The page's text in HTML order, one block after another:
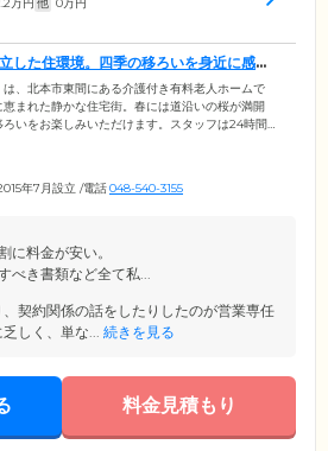
した住環境。四季の移ろいを身近に感じ
は、北本市東間にある介護付き有料老人ホームで
まれた静かな住宅街。春には道沿いの桜が満開
いをお楽しみいただけます。スタッフは24時間
広いサポートで健やかな毎日をお守りします。
ご用意しました。ほかのご入居者様とおしゃべ
年7月設立 /電話048-540-3155
に料金が安い。
べき書類など全て私...
契約関係の話をしたりしたのが営業専任
しく、単な... 続きを見る
料金見積もり